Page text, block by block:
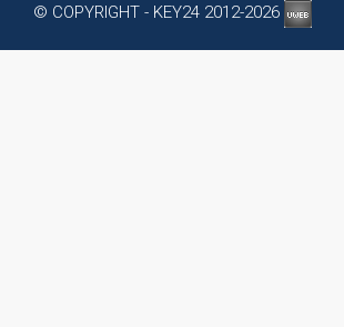
© COPYRIGHT - KEY24 2012-2026